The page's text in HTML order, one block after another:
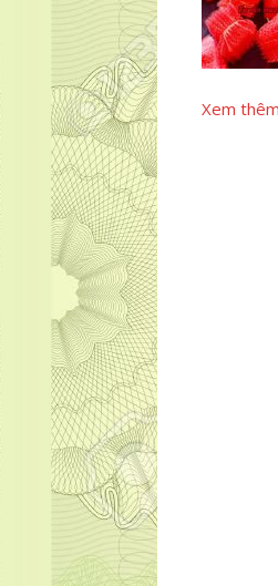
Xem thêm
Khai, Kp Đông Chiêu, Tân